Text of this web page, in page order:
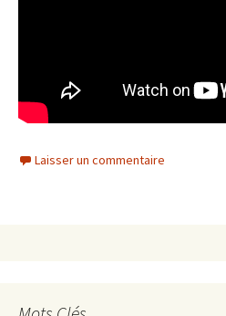
Laisser un commentaire